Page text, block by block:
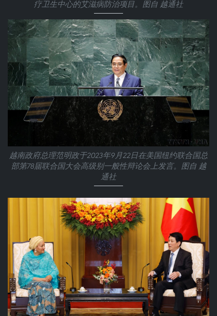
疗卫生中心的艾滋病防治项目。图自 越通社
越南政府总理范明政于2023年9月22日在美国纽约联合国总
部第78届联合国大会高级别一般性辩论会上发言。图自 越
通社